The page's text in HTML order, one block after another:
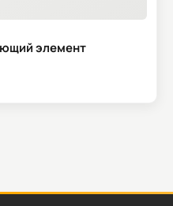
элемент